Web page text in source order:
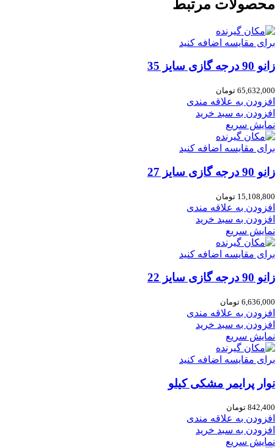
محصولات مرتبط
برای مقایسه اضافه کنید
زانو 90 درجه گازی سایز 35
65,632,000 تومان
افزودن به علاقه مندی
افزودن به سبد خرید
نمایش سریع
برای مقایسه اضافه کنید
زانو 90 درجه گازی سایز 27
15,108,800 تومان
افزودن به علاقه مندی
افزودن به سبد خرید
نمایش سریع
برای مقایسه اضافه کنید
زانو 90 درجه گازی سایز 22
6,636,000 تومان
افزودن به علاقه مندی
افزودن به سبد خرید
نمایش سریع
برای مقایسه اضافه کنید
نوار پرایمر مشکی کیلو
842,400 تومان
افزودن به علاقه مندی
افزودن به سبد خرید
نمایش سریع